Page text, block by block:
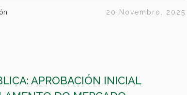
20 Novembro, 2025
APROBACIÓN INICIAL